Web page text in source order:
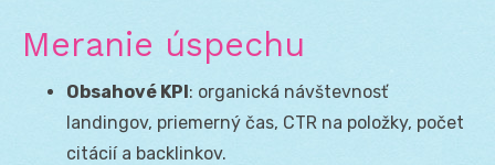
Meranie úspechu
Obsahové KPI: organická návštevnosť
landingov, priemerný čas, CTR na položky, počet
citácií a backlinkov.